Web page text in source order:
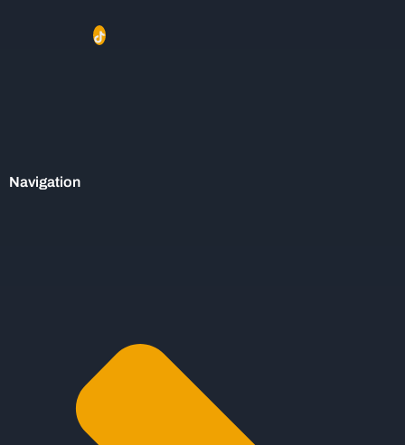
Navigation